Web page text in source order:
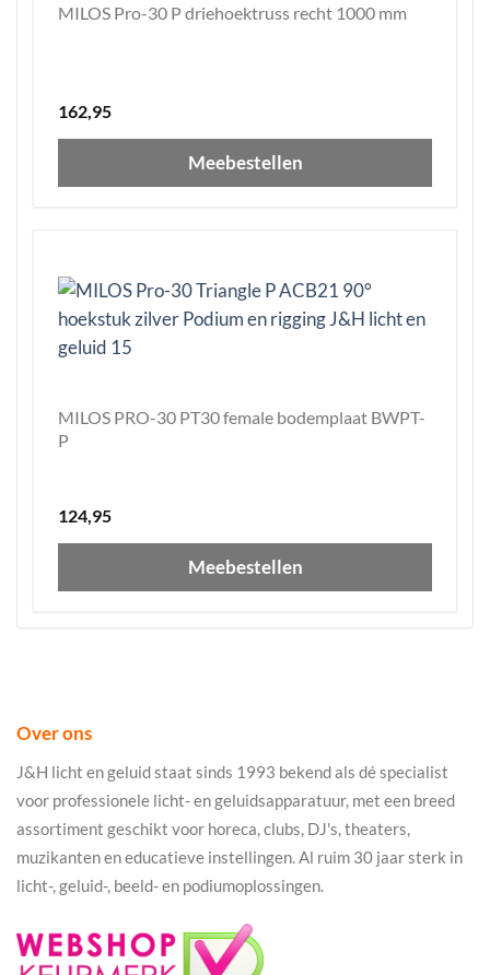
MILOS Pro-30 P driehoektruss recht 1000 mm
162,95
Meebestellen
MILOS PRO-30 PT30 female bodemplaat BWPT-
P
124,95
Meebestellen
Over ons
J&H licht en geluid staat sinds 1993 bekend als dé specialist
voor professionele licht- en geluidsapparatuur, met een breed
assortiment geschikt voor horeca, clubs, DJ's, theaters,
muzikanten en educatieve instellingen. Al ruim 30 jaar sterk in
licht-, geluid-, beeld- en podiumoplossingen.